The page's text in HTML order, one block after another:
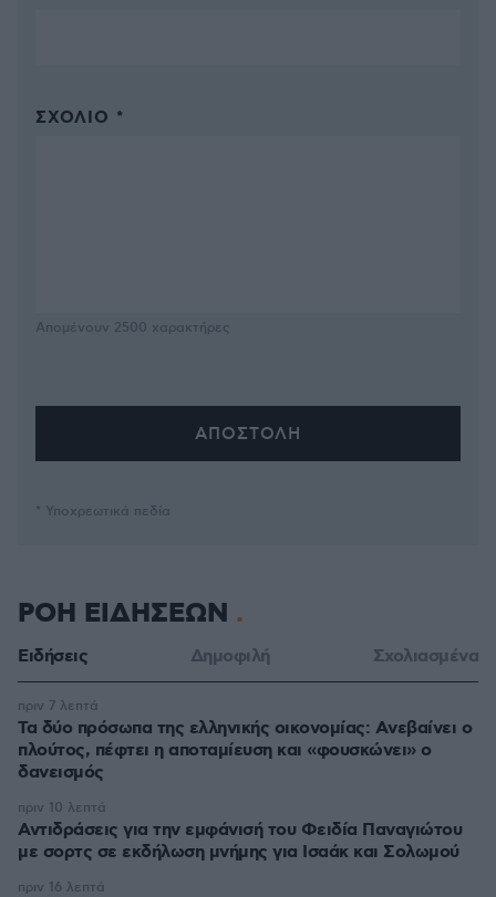
ΣΧΌΛΙΟ *
Απομένουν 2500 χαρακτήρες
* Υποχρεωτικά πεδία
ΡΟΗ ΕΙΔΗΣΕΩΝ
Ειδήσεις Δημοφιλή Σχολιασμένα
Τα δύο πρόσωπα της ελληνικής οικονομίας: Aνεβαίνει ο
πλούτος, πέφτει η αποταμίευση και «φουσκώνει» ο
δανεισμός
πριν 7 λεπτά
Αντιδράσεις για την εμφάνισή του Φειδία Παναγιώτου
με σορτς σε εκδήλωση μνήμης για Ισαάκ και Σολωμού
πριν 10 λεπτά
πριν 16 λεπτά